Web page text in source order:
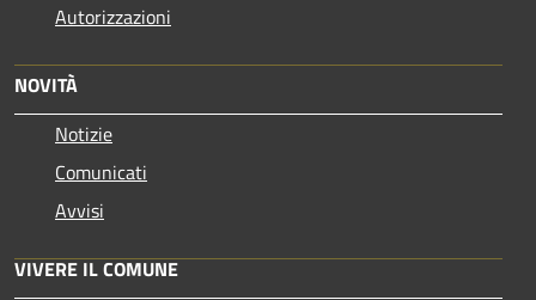
Autorizzazioni
NOVITÀ
Notizie
Comunicati
Avvisi
VIVERE IL COMUNE